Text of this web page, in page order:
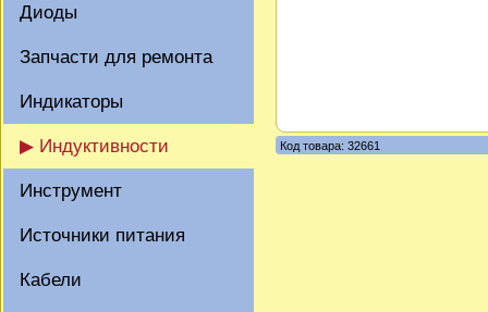
Диоды
Запчасти для ремонта
Индикаторы
▶ Индуктивности
Инструмент
Источники питания
Кабели
Код товара: 32661